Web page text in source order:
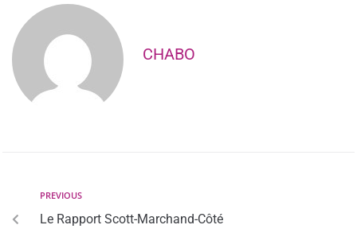
CHABO
PREVIOUS
Le Rapport Scott-Marchand-Côté